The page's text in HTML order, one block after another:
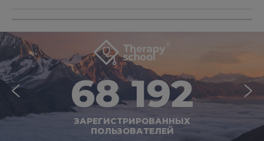
68 192
ЗАРЕГИСТРИРОВАННЫХ
ПОЛЬЗОВАТЕЛЕЙ